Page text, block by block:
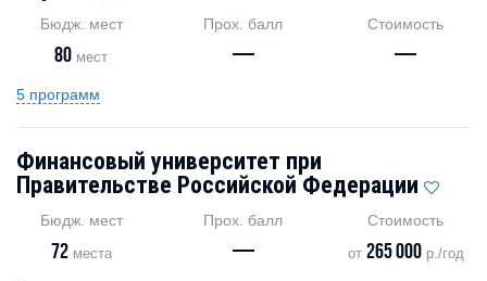
Бюдж. мест
80 мест
Прох. балл
—
Стоимость
—
5 программ
Финансовый университет при
Правительстве Российской Федерации
Бюдж. мест
72места
Прох. балл
—
Стоимость
от 265 000р./год